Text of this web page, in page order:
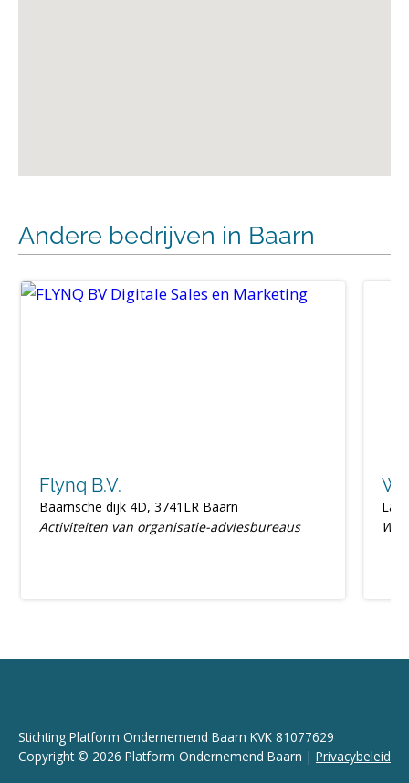
Andere bedrijven in Baarn
Flynq B.V.
Baarnsche dijk 4D, 3741LR Baarn
Activiteiten van organisatie-adviesbureaus
Stichting Platform Ondernemend Baarn KVK 81077629
Copyright © 2026 Platform Ondernemend Baarn | Privacybeleid